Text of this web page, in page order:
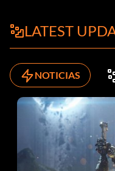
LATEST
NOTICIAS